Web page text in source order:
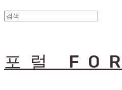
포럴